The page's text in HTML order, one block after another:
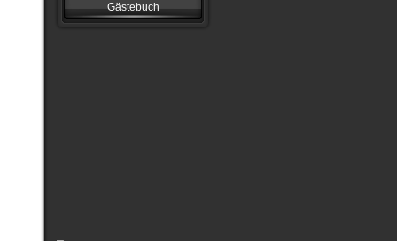
Gästebuch